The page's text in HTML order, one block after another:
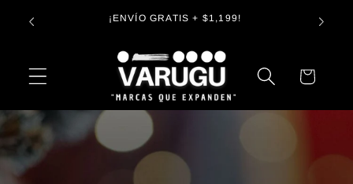
directamente
Entregamos en todo México. Tu pide. ¡De que
Carrito